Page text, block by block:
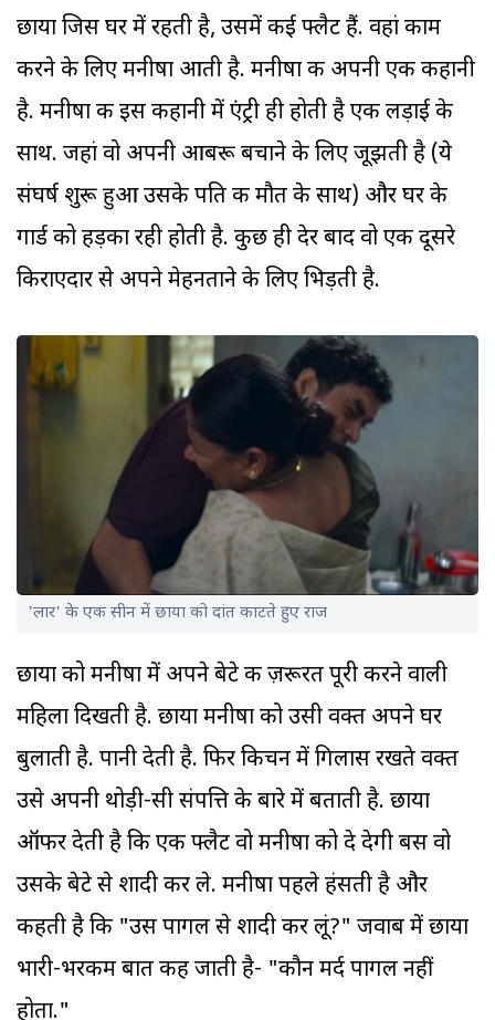
छाया जिस घर में रहती है, उसमें कई फ्लैट हैं. वहां काम
करने के लिए मनीषा आती है. मनीषा की अपनी एक कहानी
है. मनीषा की इस कहानी में एंट्री ही होती है एक लड़ाई के
साथ. जहां वो अपनी आबरू बचाने के लिए जूझती है (ये
संघर्ष शुरू हुआ उसके पति की मौत के साथ) और घर के
गार्ड को हड़का रही होती है. कुछ ही देर बाद वो एक दूसरे
किराएदार से अपने मेहनताने के लिए भिड़ती है.
'लार' के एक सीन में छाया को दांत काटते हुए राज
छाया को मनीषा में अपने बेटे की ज़रूरत पूरी करने वाली
महिला दिखती है. छाया मनीषा को उसी वक्त अपने घर
बुलाती है. पानी देती है. फिर किचन में गिलास रखते वक्त
उसे अपनी थोड़ी-सी संपत्ति के बारे में बताती है. छाया
ऑफर देती है कि एक फ्लैट वो मनीषा को दे देगी बस वो
उसके बेटे से शादी कर ले. मनीषा पहले हंसती है और
कहती है कि "उस पागल से शादी कर लूं?" जवाब में छाया
भारी-भरकम बात कह जाती है- "कौन मर्द पागल नहीं
होता."